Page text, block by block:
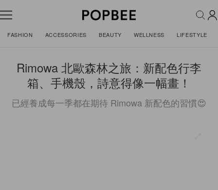
FASHION ACCESSORIES BEAUTY WELLNESS LIFESTYLE
Rimowa 北歐森林之旅：新配色行李
箱、手機殼，詩意得像一幅畫！
已經養成每一季都在期待 Rimowa 新配色的習慣😍